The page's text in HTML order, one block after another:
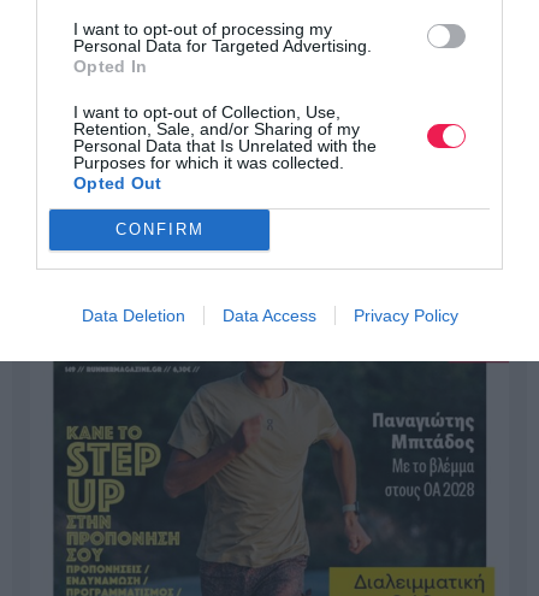
I want to opt-out of processing my
Personal Data for Targeted Advertising.
Opted In
I want to opt-out of Collection, Use,
Retention, Sale, and/or Sharing of my
Personal Data that Is Unrelated with the
Purposes for which it was collected.
Opted Out
CONFIRM
Data Deletion Data Access Privacy Policy